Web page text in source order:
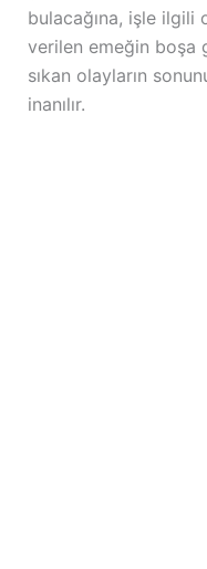
bulacağına, işle ilgili
verilen emeğin boşa
sıkan olayların
inanılır.